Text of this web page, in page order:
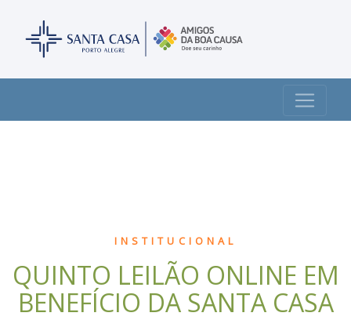
INSTITUCIONAL
QUINTO LEILÃO ONLINE EM
BENEFÍCIO DA SANTA CASA